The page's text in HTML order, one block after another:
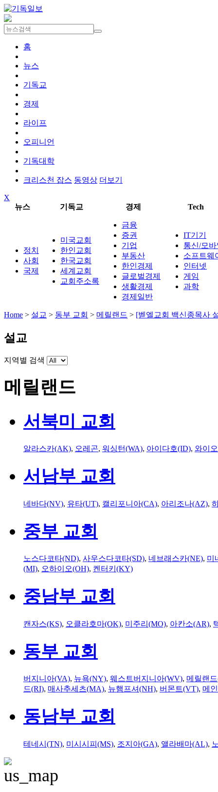
홈
뉴스
기독교
경제
라이프
오피니언
기독대학
크리스천 잡스 동영상 더보기
X
뉴스
기독교 경제 Tech
정치
사회
국제
미국교회
한인교회
한국교회
세계교회
교회주소록
금융
증권
기업
부동산
한인경제
글로벌경제
생활경제
경제일반
IT기기
통신/모
소프트웨
인터넷
게임
과학
Home > 설교 > 동부 교회 > 메릴랜드 > [벧엘교회 백신종목사
설교
지역별 검색
메릴랜드
서북미 교회
알라스카(AK), 오레곤, 워싱턴(WA), 아이다호(ID), 와이
서남부 교회
네바다(NV), 유타(UT), 캘리포니아(CA), 아리조나(AZ),
중부 교회
노스다코타(ND), 사우스다코타(SD), 네브래스카(NE), 미
(MI), 오하이오(OH), 켄터키(KY)
중남부 교회
캔자스(KS), 오클라호마(OK), 미주리(MO), 아칸소(AR),
동부 교회
버지니아(VA), 뉴욕(NY), 웨스트버지니아(WV), 메릴랜
드(RI), 매사추세츠(MA), 뉴햄프셔(NH), 버몬트(VT), 메
동남부 교회
테네시(TN), 미시시피(MS), 조지아(GA), 앨라배마(AL),